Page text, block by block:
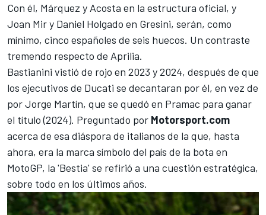
Con él, Márquez y Acosta en la estructura oficial, y
Joan Miry Daniel Holgado en Gresini, serán, como
mínimo, cinco españoles de seis huecos. Un contraste
tremendo respecto de Aprilia.
Bastianini vistió de rojo en 2023 y 2024, después de que
los ejecutivos de Ducati se decantaran por él, en vez de
porJorge Martín, que se quedó en Pramac para ganar
el título (2024). Preguntado por Motorsport.com
acerca de esa diáspora de italianos de la que, hasta
ahora, era la marca símbolo del país de la bota en
MotoGP, la 'Bestia' se refirió a una cuestión estratégica,
sobre todo en los últimos años.